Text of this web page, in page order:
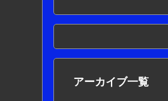
アーカイブ一覧